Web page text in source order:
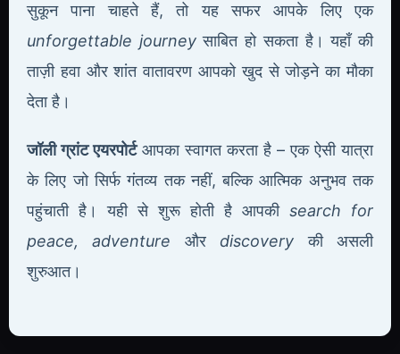
सुकून पाना चाहते हैं, तो यह सफर आपके लिए एक
unforgettable journeyसाबित हो सकता है। यहाँ की
ताज़ी हवा और शांत वातावरण आपको खुद से जोड़ने का मौका
देता है।
जॉली ग्रांट एयरपोर्टआपका स्वागत करता है – एक ऐसी यात्रा
के लिए जो सिर्फ गंतव्य तक नहीं, बल्कि आत्मिक अनुभव तक
पहुंचाती है। यही से शुरू होती है आपकी search for
peace, adventure और discovery की असली
शुरुआत।